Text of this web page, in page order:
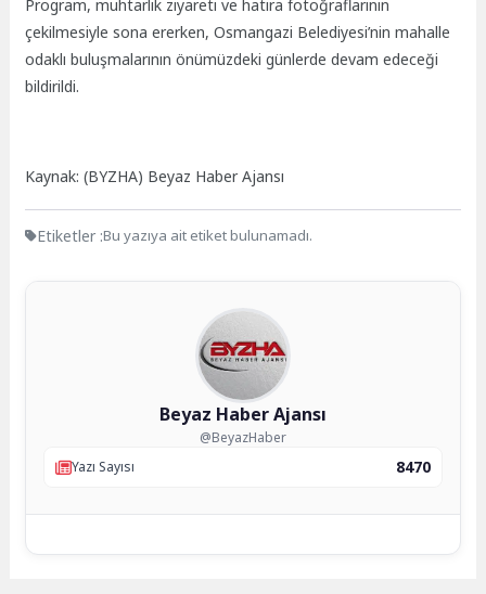
Program, muhtarlık ziyareti ve hatıra fotoğraflarının
çekilmesiyle sona ererken, Osmangazi Belediyesi’nin mahalle
odaklı buluşmalarının önümüzdeki günlerde devam edeceği
bildirildi.
Kaynak: (BYZHA) Beyaz Haber Ajansı
Etiketler :Bu yazıya ait etiket bulunamadı.
Beyaz Haber Ajansı
@BeyazHaber
Yazı Sayısı
8470